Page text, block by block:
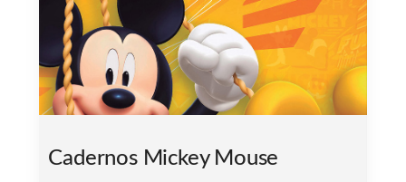
Cadernos Mickey Mouse